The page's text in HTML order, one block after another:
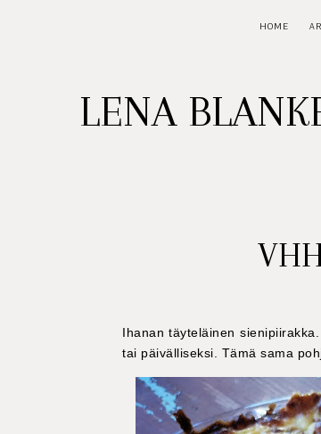
HOME
LENA
Ihanan täyteläinen
tai päivälliseksi. Tämä sama